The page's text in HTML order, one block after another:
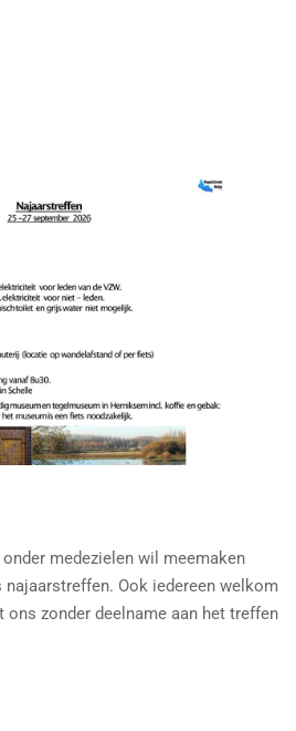
medezielen wil meemaken
Ook iedereen welkom
zonder deelname aan het treffen